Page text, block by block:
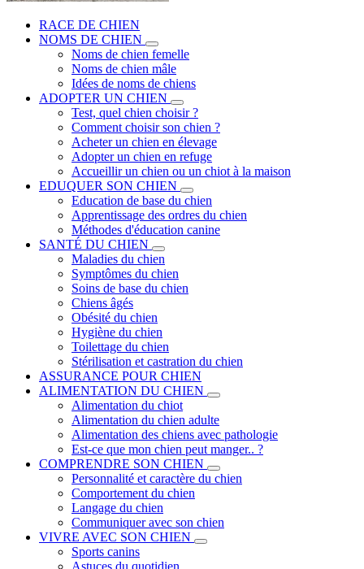
RACE DE CHIEN
NOMS DE CHIEN
Noms de chien femelle
Noms de chien mâle
Idées de noms de chiens
ADOPTER UN CHIEN
Test, quel chien choisir ?
Comment choisir son chien ?
Acheter un chien en élevage
Adopter un chien en refuge
Accueillir un chien ou un chiot à la maison
EDUQUER SON CHIEN
Education de base du chien
Apprentissage des ordres du chien
Méthodes d'éducation canine
SANTÉ DU CHIEN
Maladies du chien
Symptômes du chien
Soins de base du chien
Chiens âgés
Obésité du chien
Hygiène du chien
Toilettage du chien
Stérilisation et castration du chien
ASSURANCE POUR CHIEN
ALIMENTATION DU CHIEN
Alimentation du chiot
Alimentation du chien adulte
Alimentation des chiens avec pathologie
Est-ce que mon chien peut manger.. ?
COMPRENDRE SON CHIEN
Personnalité et caractère du chien
Comportement du chien
Langage du chien
Communiquer avec son chien
VIVRE AVEC SON CHIEN
Sports canins
Astuces du quotidien